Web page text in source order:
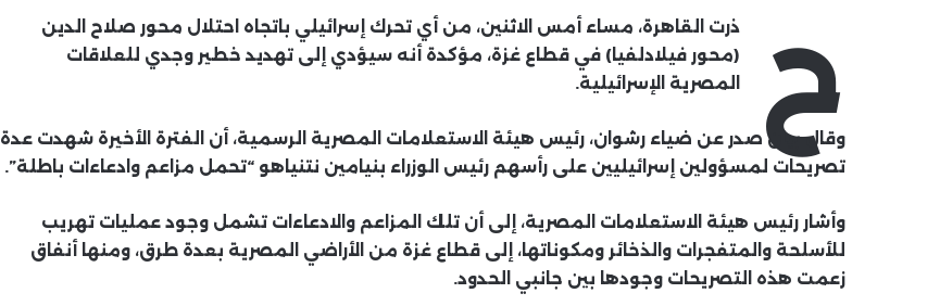
ح
ذرت القاهرة، مساء أمس الاثنين، من أي تحرك إسرائيلي باتجاه احتلال محور صلاح الدين
(محور فيلادلفيا) في قطاع غزة، مؤكدة أنه سيؤدي إلى تهديد خطير وجدي للعلاقات
المصرية الإسرائيلية.
وقال بيان صدر عن ضياء رشوان، رئيس هيئة الاستعلامات المصرية الرسمية، أن الفترة الأخيرة شهدت عدة
تصريحات لمسؤولين إسرائيليين على رأسهم رئيس الوزراء بنيامين نتنياهو “تحمل مزاعم وادعاءات باطلة”.
وأشار رئيس هيئة الاستعلامات المصرية، إلى أن تلك المزاعم والادعاءات تشمل وجود عمليات تهريب
للأسلحة والمتفجرات والذخائر ومكوناتها، إلى قطاع غزة من الأراضي المصرية بعدة طرق، ومنها أنفاق
زعمت هذه التصريحات وجودها بين جانبي الحدود.